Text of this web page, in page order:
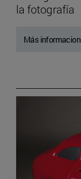
la fotografía
Más informacion